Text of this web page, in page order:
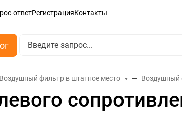
ответРегистрацияКонтакты
Воздушный фильтр в штатное место Воздушный